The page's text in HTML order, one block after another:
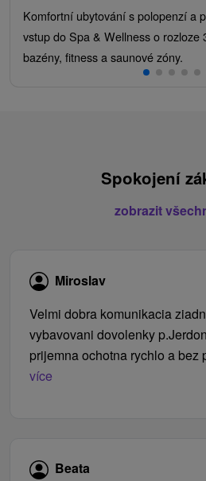
Komfortní ubytování s polopenzí a
vstup do Spa & Wellness o rozloze
bazény, fitness a saunové zóny.
Spokojení
zobrazit
Miroslav
Velmi dobra komunikacia
vybavovani dovolenky
prijemna ochotna rychlo a bez
více
Beata